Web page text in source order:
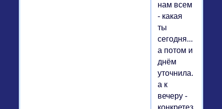
нам всем
- какая
ты
сегодня......
а потом и
днём
уточнила.....
а к
вечеру -